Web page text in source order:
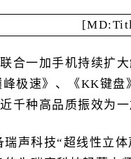
合一加手机持续扩
极速》、《KK键
千种高品质振效为
声科技“超线性立